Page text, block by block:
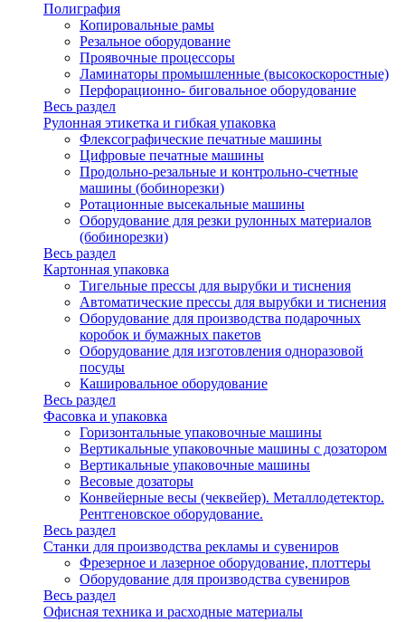
Полиграфия
Копировальные рамы
Резальное оборудование
Проявочные процессоры
Ламинаторы промышленные (высокоскоростные)
Перфорационно- биговальное оборудование
Весь раздел
Рулонная этикетка и гибкая упаковка
Флексографические печатные машины
Цифровые печатные машины
Продольно-резальные и контрольно-счетные
машины (бобинорезки)
Ротационные высекальные машины
Оборудование для резки рулонных материалов
(бобинорезки)
Весь раздел
Картонная упаковка
Тигельные прессы для вырубки и тиснения
Автоматические прессы для вырубки и тиснения
Оборудование для производства подарочных
коробок и бумажных пакетов
Оборудование для изготовления одноразовой
посуды
Кашировальное оборудование
Весь раздел
Фасовка и упаковка
Горизонтальные упаковочные машины
Вертикальные упаковочные машины с дозатором
Вертикальные упаковочные машины
Весовые дозаторы
Конвейерные весы (чеквейер). Металлодетектор.
Рентгеновское оборудование.
Весь раздел
Станки для производства рекламы и сувениров
Фрезерное и лазерное оборудование, плоттеры
Оборудование для производства сувениров
Весь раздел
Офисная техника и расходные материалы